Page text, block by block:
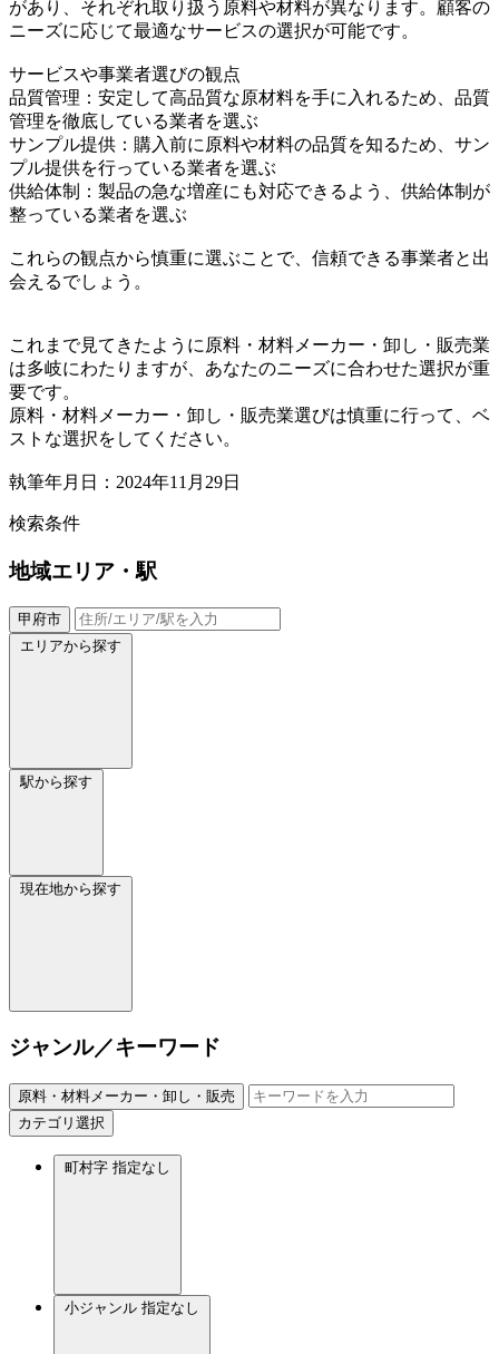
があり、それぞれ取り扱う原料や材料が異なります。顧客の
ニーズに応じて最適なサービスの選択が可能です。
サービスや事業者選びの観点
品質管理：安定して高品質な原材料を手に入れるため、品質
管理を徹底している業者を選ぶ
サンプル提供：購入前に原料や材料の品質を知るため、サン
プル提供を行っている業者を選ぶ
供給体制：製品の急な増産にも対応できるよう、供給体制が
整っている業者を選ぶ
これらの観点から慎重に選ぶことで、信頼できる事業者と出
会えるでしょう。
これまで見てきたように原料・材料メーカー・卸し・販売業
は多岐にわたりますが、あなたのニーズに合わせた選択が重
要です。
原料・材料メーカー・卸し・販売業選びは慎重に行って、ベ
ストな選択をしてください。
執筆年月日：2024年11月29日
検索条件
地域エリア・駅
甲府市
エリアから探す
駅から探す
現在地から探す
ジャンル／キーワード
原料・材料メーカー・卸し・販売
カテゴリ選択
町村字 指定なし
小ジャンル 指定なし